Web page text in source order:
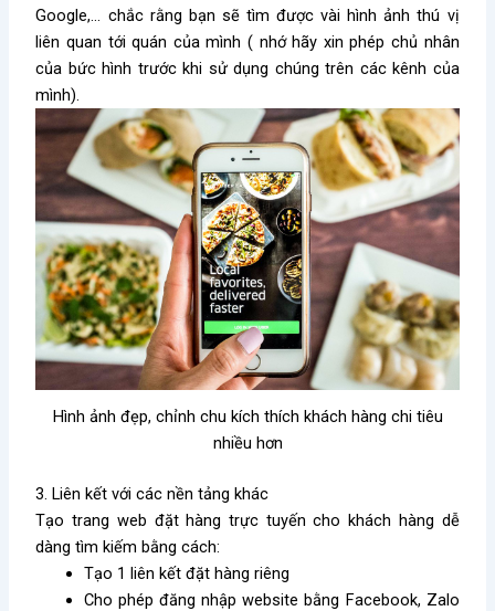
Google,… chắc rằng bạn sẽ tìm được vài hình ảnh thú vị
liên quan tới quán của mình ( nhớ hãy xin phép chủ nhân
của bức hình trước khi sử dụng chúng trên các kênh của
mình).
Hình ảnh đẹp, chỉnh chu kích thích khách hàng chi tiêu
nhiều hơn
3. Liên kết với các nền tảng khác
Tạo trang web đặt hàng trực tuyến cho khách hàng dễ
dàng tìm kiếm bằng cách:
Tạo 1 liên kết đặt hàng riêng
Cho phép đăng nhập website bằng Facebook, Zalo